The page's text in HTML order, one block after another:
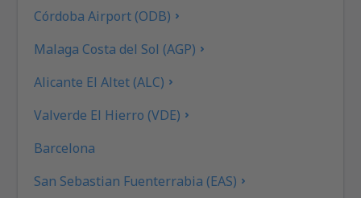
Córdoba Airport (ODB)
Malaga Costa del Sol (AGP)
Alicante El Altet (ALC)
Valverde El Hierro (VDE)
Barcelona
San Sebastian Fuenterrabia (EAS)